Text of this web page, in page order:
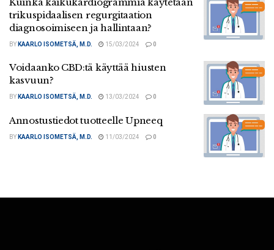
trikuspidaalisen regurgitaation
diagnosoimiseen ja hallintaan?
BY KAARLO ISOMETSÄ, M.D. 15/03/2024 0
Voidaanko CBD:tä käyttää hiusten
kasvuun?
BY KAARLO ISOMETSÄ, M.D. 13/03/2024 0
Annostustiedot tuotteelle Upneeq
BY KAARLO ISOMETSÄ, M.D. 11/03/2024 0